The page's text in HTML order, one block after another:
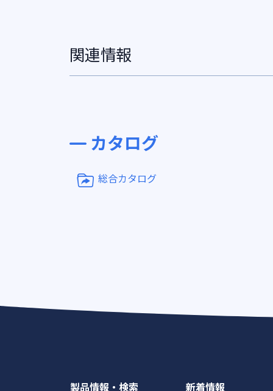
関連情報
カタログ
総合カタログ
製品情報・検索 新着情報